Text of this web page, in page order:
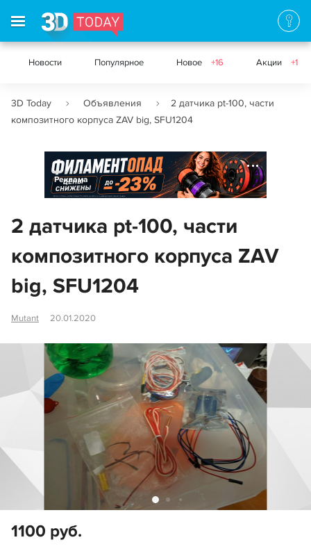
Новости Популярное Новое +16 Акции +1
3D Today Объявления
2 датчика pt-100, части
композитного корпуса ZAV big, SFU1204
Реклама
2 датчика pt-100, части
композитного корпуса ZAV
big, SFU1204
Mutant 20.01.2020
1100 руб.